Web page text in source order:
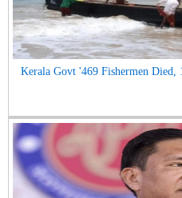
Kerala Govt '469 Fishermen Died,